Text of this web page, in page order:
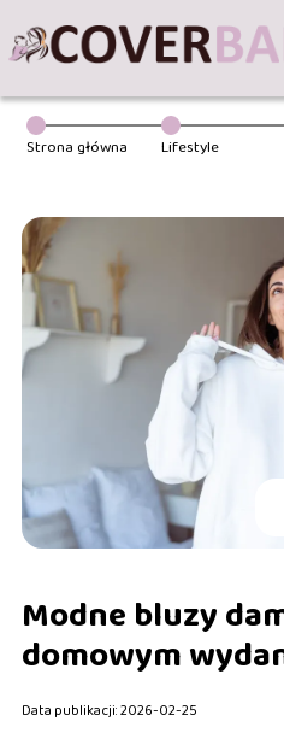
Strona główna Lifestyle
Modne bluzy
domowym
Data publikacji: 2026-02-25